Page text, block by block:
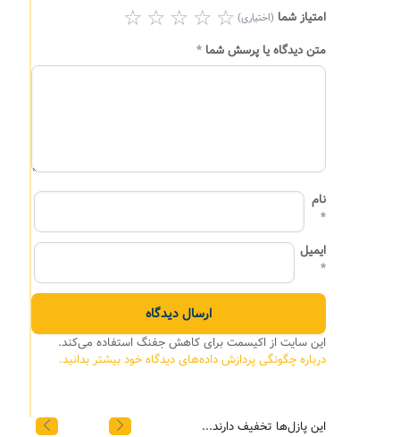
امتیاز شما (اختیاری)
متن دیدگاه یا پرسش شما *
نام
*
ایمیل
*
این سایت از اکیسمت برای کاهش جفنگ استفاده می‌کند.
درباره چگونگی پردازش داده‌های دیدگاه خود بیشتر بدانید.
این پازل‌ها تخفیف دارند...